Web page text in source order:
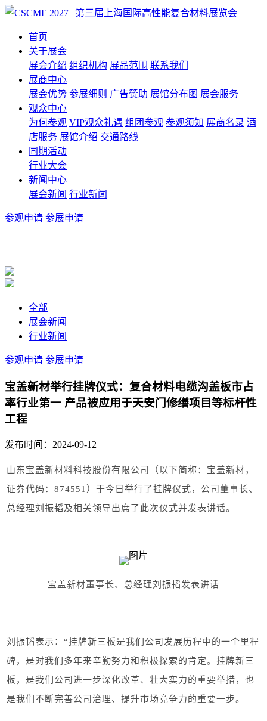
首页
关于展会
展会介绍 组织机构 展品范围 联系我们
展商中心
展会优势 参展细则 广告赞助 展馆分布图 展会服务
观众中心
为何参观 VIP观众礼遇 组团参观 参观须知 展商名录 酒
店服务 展馆介绍 交通路线
同期活动
行业大会
新闻中心
展会新闻 行业新闻
参观申请 参展申请
全部
展会新闻
行业新闻
参观申请 参展申请
宝盖新材举行挂牌仪式：复合材料电缆沟盖板市占
率行业第一 产品被应用于天安门修缮项目等标杆性
工程
发布时间：2024-09-12
山东宝盖新材料科技股份有限公司（以下简称：宝盖新材，
证券代码：874551）于今日举行了挂牌仪式，公司董事长、
总经理刘振韬及相关领导出席了此次仪式并发表讲话。
宝盖新材董事长、总经理刘振韬发表讲话
刘振韬表示：“挂牌新三板是我们公司发展历程中的一个里程
碑，是对我们多年来辛勤努力和积极探索的肯定。挂牌新三
板，是我们公司进一步深化改革、壮大实力的重要举措，也
是我们不断完善公司治理、提升市场竞争力的重要一步。